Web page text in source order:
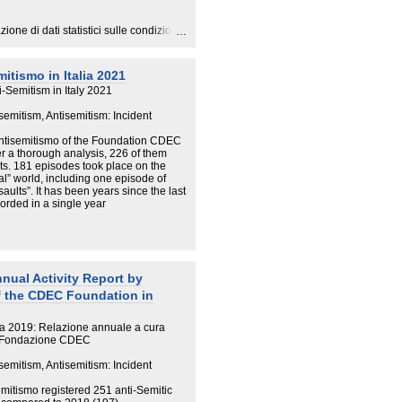
di dati statistici sulle condizioni
perché, se in condizioni di
e culturali circoscritti, una
è soggetta a favorire il
e antisemite
con un’ analisi approfondita
un lieve aumento di atti e
web, trend non solo italiano ma
2022 l’Osservatorio ha
dato in leggera crescita rispetto ai
164 episodi concernono
accaduti materialmente, di cui
delle azioni di contrasto, attività
pubbliche contro l’antisemitismo,
il territorio nazionale di seminari
a scuola a cura del
l’antisemitismo.
in Italia 2021
Semitism in Italy 2021
Antisemitism: Incident
of the Foundation CDEC
a thorough analysis, 226 of them
181 episodes took place on the
world, including one episode of
It has been years since the last
in a single year
Activity Report by
CDEC Foundation in
2019: Relazione annuale a cura
CDEC
Antisemitism: Incident
registered 251 anti-Semitic